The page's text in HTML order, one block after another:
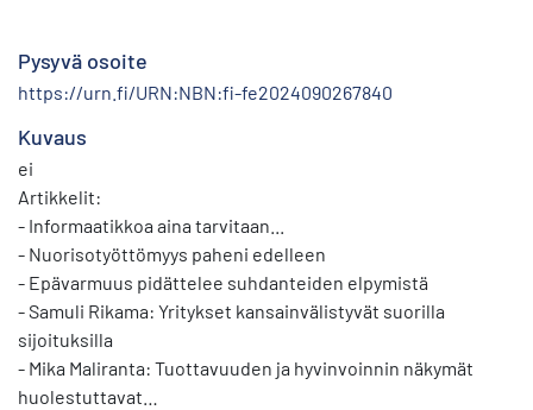
Pysyvä osoite
https://urn.fi/URN:NBN:fi-fe2024090267840
Kuvaus
ei
Artikkelit:
- Informaatikkoa aina tarvitaan...
- Nuorisotyöttömyys paheni edelleen
- Epävarmuus pidättelee suhdanteiden elpymistä
- Samuli Rikama: Yritykset kansainvälistyvät suorilla
sijoituksilla
- Mika Maliranta: Tuottavuuden ja hyvinvoinnin näkymät
huolestuttavat